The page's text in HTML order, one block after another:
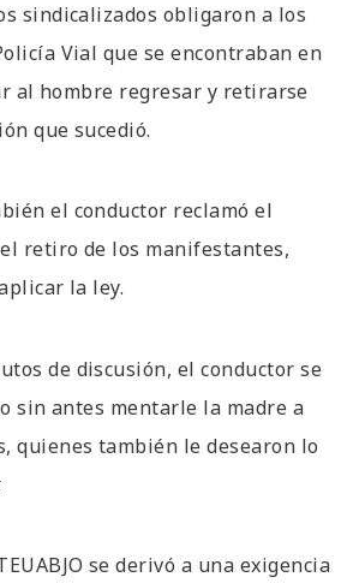
sindicalizados obligaron a los
Vial que se encontraban en
al hombre regresar y retirarse
que sucedió.
el conductor reclamó el
retiro de los manifestantes,
la ley.
de discusión, el conductor se
sin antes mentarle la madre a
quienes también le desearon lo
se derivó a una exigencia